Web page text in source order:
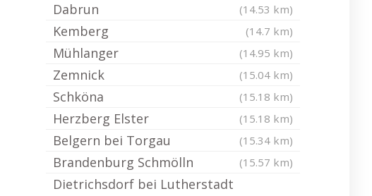
Dabrun (14.53 km)
Kemberg (14.7 km)
Mühlanger (14.95 km)
Zemnick (15.04 km)
Schköna (15.18 km)
Herzberg Elster (15.18 km)
Belgern bei Torgau (15.34 km)
Brandenburg Schmölln (15.57 km)
Dietrichsdorf bei Lutherstadt